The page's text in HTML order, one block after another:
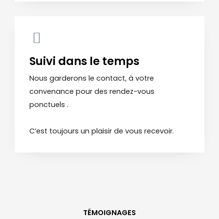
Suivi dans le temps
Nous garderons le contact, à votre
convenance pour des rendez-vous
ponctuels .
C’est toujours un plaisir de vous recevoir.
TÉMOIGNAGES